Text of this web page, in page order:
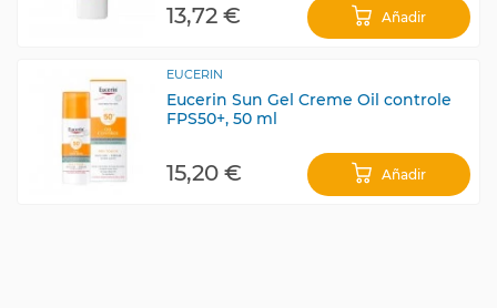
13,72 € Añadir
EUCERIN
Eucerin Sun Gel Creme Oil controle
FPS50+, 50 ml
15,20 € Añadir